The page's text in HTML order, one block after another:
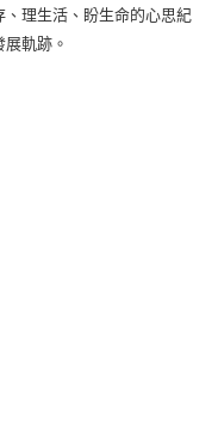
理生活、盼生命的心思紀
軌跡。